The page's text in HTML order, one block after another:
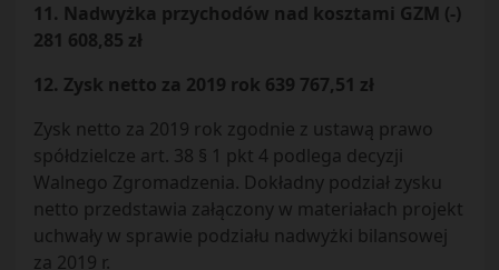
11. Nadwyżka przychodów nad kosztami GZM (-)
281 608,85 zł
12. Zysk netto za 2019 rok 639 767,51 zł
Zysk netto za 2019 rok zgodnie z ustawą prawo
spółdzielcze art. 38 § 1 pkt 4 podlega decyzji
Walnego Zgromadzenia. Dokładny podział zysku
netto przedstawia załączony w materiałach projekt
uchwały w sprawie podziału nadwyżki bilansowej
za 2019 r.